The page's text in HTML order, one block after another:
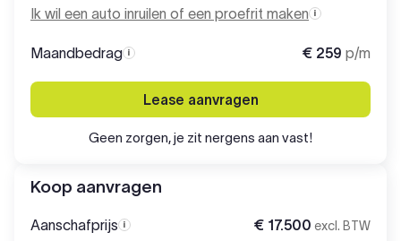
Ik wil een auto inruilen of een proefrit maken
Maandbedrag Maandbedrag € 259 p/m
Lease aanvragen
Geen zorgen, je zit nergens aan vast!
Koop aanvragen
Aanschafprijs Aanschafprijs € 17.500 excl. BTW